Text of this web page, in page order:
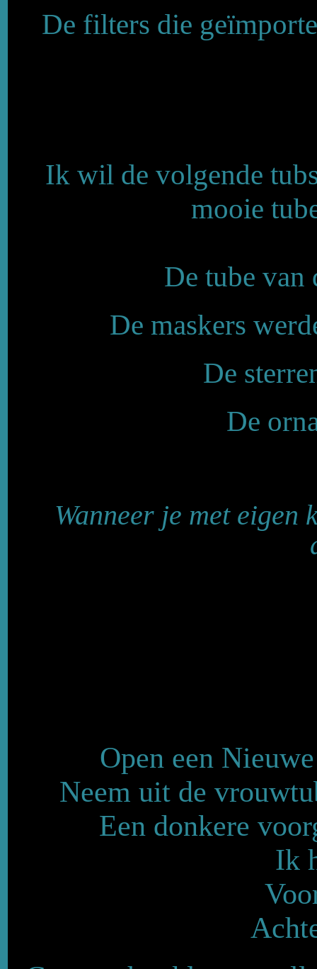
De filters die
Ik wil de volgende
mooie
De tube
De maskers
De
De
Wanneer je met eigen
Open een
Neem uit de
Een donkere
Ik